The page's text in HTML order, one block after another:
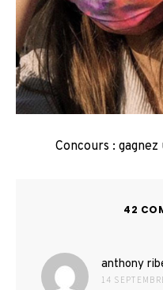
Concours :
42
anthony
14